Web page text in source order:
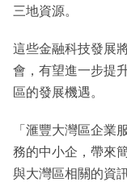
三地資源。
這些金融科技發展
會，有望進一步提
區的發展機遇。
「滙豐大灣區企業
務的中小企，帶來
與大灣區相關的資